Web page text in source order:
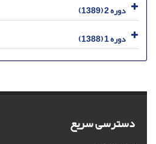
دوره 2 (1389)
دوره 1 (1388)
دسترسی سریع